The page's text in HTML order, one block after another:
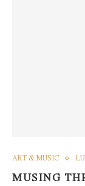
ART & MUSIC
MUSING